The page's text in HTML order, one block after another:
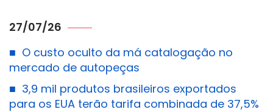
27/07/26
■ O custo oculto da má catalogação no
mercado de autopeças
■ 3,9 mil produtos brasileiros exportados
para os EUA terão tarifa combinada de 37,5%